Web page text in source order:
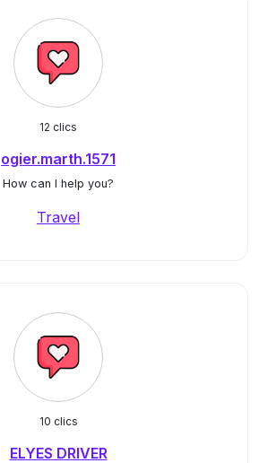
12 clics
ogier.marth.1571
How can I help you?
Travel
10 clics
ELYES DRIVER